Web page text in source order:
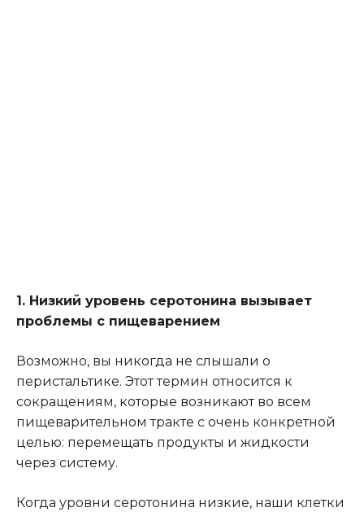
1. Низкий уровень серотонина вызывает
проблемы с пищеварением
Возможно, вы никогда не слышали о
перистальтике. Этот термин относится к
сокращениям, которые возникают во всем
пищеварительном тракте с очень конкретной
целью: перемещать продукты и жидкости
через систему.
Когда уровни серотонина низкие, наши клетки